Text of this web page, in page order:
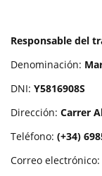
Responsable del
Denominación:
DNI: Y5816908S
Dirección: Carrer
Teléfono: (+34)
Correo electrónico: